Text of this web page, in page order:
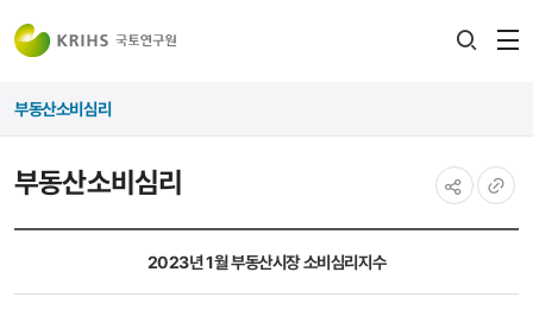
부동산소비심리
부동산소비심리
2023년 1월 부동산시장 소비심리지수